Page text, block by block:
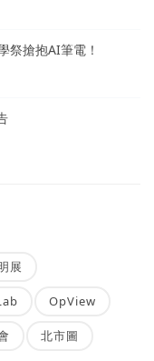
祭搶抱AI筆電！
展
OpView
北市圖